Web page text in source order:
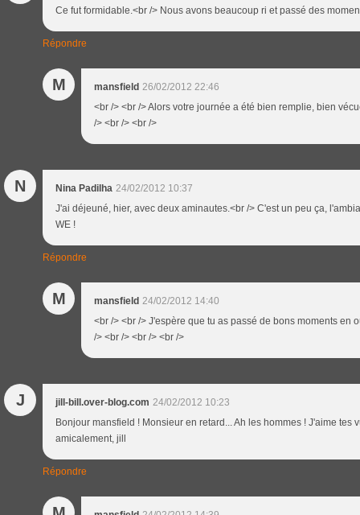
Ce fut formidable.<br /> Nous avons beaucoup ri et passé des
Répondre
M mansfield 26/02/2012 22:46
<br /> <br /> Alors votre journée a été bien remplie, bien
/> <br /> <br />
N Nina Padilha 24/02/2012 10:37
J'ai déjeuné, hier, avec deux aminautes.<br /> C'est un peu ça,
WE !
Répondre
M mansfield 24/02/2012 14:40
<br /> <br /> J'espère que tu as passé de bons moments en
/> <br /> <br /> <br />
J jill-bill.over-blog.com 24/02/2012 10:23
Bonjour mansfield ! Monsieur en retard... Ah les hommes ! J'aime tes
amicalement, jill
Répondre